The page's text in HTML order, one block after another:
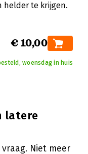
helder te krijgen.
€ 10,00
woensdag in huis
latere
Niet meer